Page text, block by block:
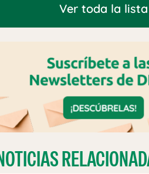
Ver toda la lista